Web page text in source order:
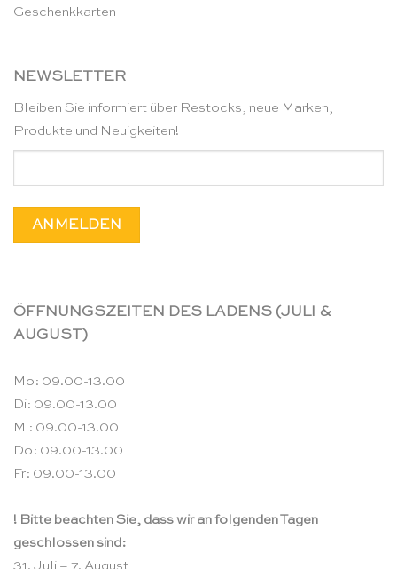
Geschenkkarten
NEWSLETTER
Bleiben Sie informiert über Restocks, neue Marken,
Produkte und Neuigkeiten!
ÖFFNUNGSZEITEN DES LADENS (JULI &
AUGUST)
Mo: 09.00-13.00
Di: 09.00-13.00
Mi: 09.00-13.00
Do: 09.00-13.00
Fr: 09.00-13.00
! Bitte beachten Sie, dass wir an folgenden Tagen
geschlossen sind:
31. Juli – 7. August